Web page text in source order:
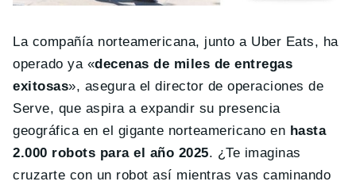
La compañía norteamericana, junto a Uber Eats, ha
operado ya «decenas de miles de entregas
exitosas», asegura el director de operaciones de
Serve, que aspira a expandir su presencia
geográfica en el gigante norteamericano en hasta
2.000 robots para el año 2025. ¿Te imaginas
cruzarte con un robot así mientras vas caminando